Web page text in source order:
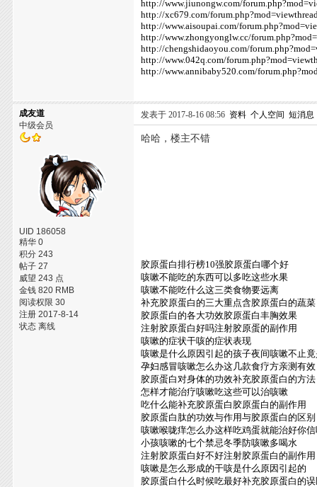
http://www.jiunongw.com/
http://xc679.com/
http://www.aisoupai.com/
http://www.zhongyonglw.cc/
http://chengshidaoyou.com/
http://www.042q.com/
http://www.annibaby520.com/
成友道
中级会员
UID 186058
精华 0
积分 243
帖子 27
威望 243 点
金钱 820 RMB
阅读权限 30
注册 2017-8-14
状态 离线
发表于 2017-8-16 08:56 资料 个人空间 短消息
哈哈，楼主不错
胶原蛋白排行榜10强胶原蛋白哪个好
咳嗽不能吃的东西可以多吃这些水果
咳嗽不能吃什么这三类食物要远离
补充胶原蛋白的三大重点含胶原蛋白的蔬菜
胶原蛋白的各大功效胶原蛋白丰胸效果
注射胶原蛋白好吗注射胶原蛋的副作用
咳嗽的症状干咳的症状表现
咳嗽是什么原因引起的孩子夜间咳嗽不止
孕妇感冒咳嗽怎么办这几款食疗方亲测有效
胶原蛋白对身体的功效补充胶原蛋白的方法
怎样才能治疗咳嗽吃这些可以治咳嗽
吃什么能补充胶原蛋白胶原蛋白的副作用
胶原蛋白肽的功效与作用与胶原蛋白的区别
咳嗽喉咙痒怎么办这样吃鸡蛋就能治好你
小孩咳嗽的七个禁忌冬季防咳嗽多喝水
注射胶原蛋白好不好注射胶原蛋白的副作用
咳嗽是怎么形成的干咳是什么原因引起的
胶原蛋白什么时候吃最好补充胶原蛋白的